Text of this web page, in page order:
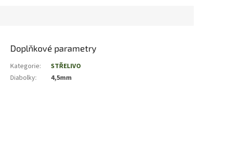
Doplňkové parametry
Kategorie:
STŘELIVO
Diabolky: 4,5mm